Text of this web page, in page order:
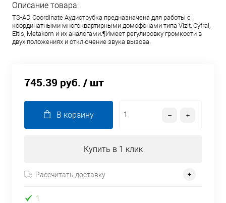
Описание товара:
TS-AD Coordinate Аудиотрубка предназначена для работы c
координатными многоквартирными домофонами типа Vizit, Cyfral,
Eltis, Metakom и их аналогами.¶Имеет регулировку громкости в
двух положениях и отключение звука вызова.
745.39 руб. / шт
В корзину
Купить в 1 клик
Рассчитать доставку
1